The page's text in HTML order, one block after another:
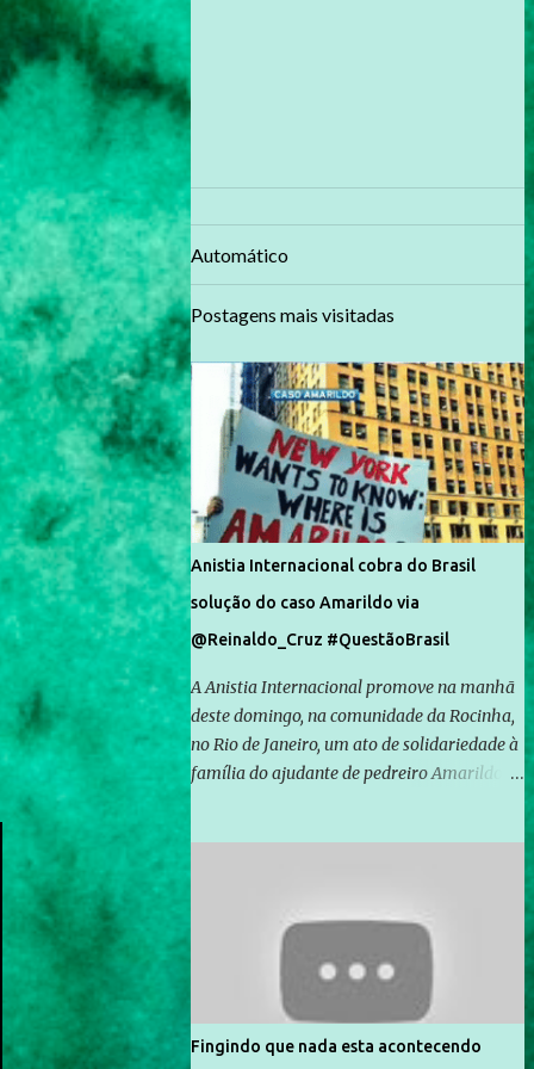
Automático
Postagens mais visitadas
Anistia Internacional cobra do Brasil
solução do caso Amarildo via
@Reinaldo_Cruz #QuestãoBrasil
A Anistia Internacional promove na manhã
deste domingo, na comunidade da Rocinha,
no Rio de Janeiro, um ato de solidariedade à
família do ajudante de pedreiro Amarildo de
Rocinha. A assessora de Direitos Humanos
da Anistia Internacional, Renata Neder, disse
à Agência Brasil que ações e atividades de
mobilização são feitas normalmente pela
organização não governamental. As ações
de solidariedade são promovidas em apoio
Fingindo que nada esta acontecendo